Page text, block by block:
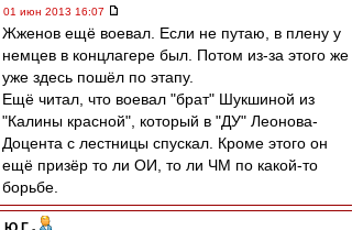
01 июн 2013 16:07
Жженов ещё воевал. Если не путаю, в плену у
немцев в концлагере был. Потом из-за этого же
уже здесь пошёл по этапу.
Ещё читал, что воевал "брат" Шукшиной из
"Калины красной", который в "ДУ" Леонова-
Доцента с лестницы спускал. Кроме этого он
ещё призёр то ли ОИ, то ли ЧМ по какой-то
борьбе.